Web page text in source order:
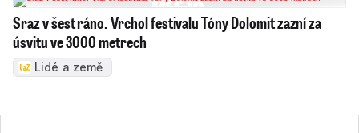
Sraz v šest ráno. Vrchol festivalu Tóny Dolomit zazní za
úsvitu ve 3000 metrech
Lidé a země